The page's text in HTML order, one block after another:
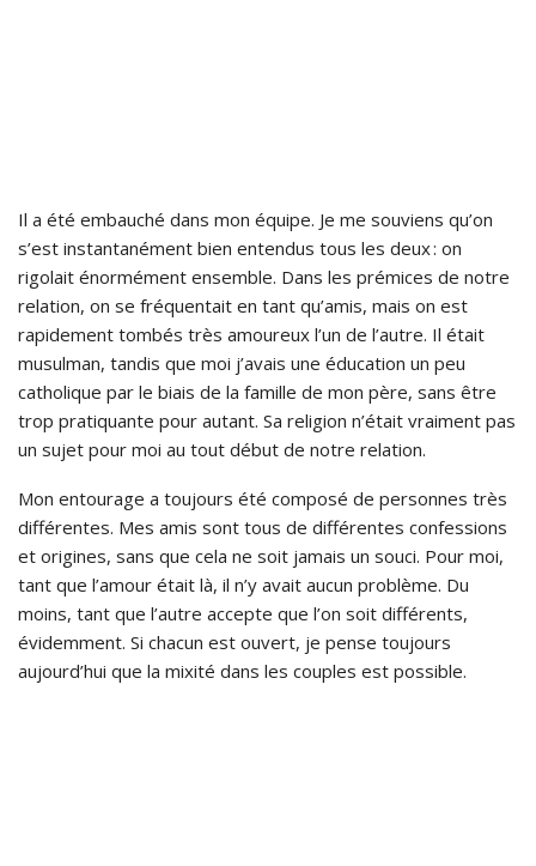
Il a été embauché dans mon équipe. Je me souviens qu’on
s’est instantanément bien entendus tous les deux : on
rigolait énormément ensemble. Dans les prémices de notre
relation, on se fréquentait en tant qu’amis, mais on est
rapidement tombés très amoureux l’un de l’autre. Il était
musulman, tandis que moi j’avais une éducation un peu
catholique par le biais de la famille de mon père, sans être
trop pratiquante pour autant. Sa religion n’était vraiment pas
un sujet pour moi au tout début de notre relation.
Mon entourage a toujours été composé de personnes très
différentes. Mes amis sont tous de différentes confessions
et origines, sans que cela ne soit jamais un souci. Pour moi,
tant que l’amour était là, il n’y avait aucun problème. Du
moins, tant que l’autre accepte que l’on soit différents,
évidemment. Si chacun est ouvert, je pense toujours
aujourd’hui que la mixité dans les couples est possible.